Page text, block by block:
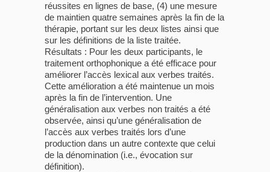
réussites en lignes de base, (4) une mesure
de maintien quatre semaines après la fin de la
thérapie, portant sur les deux listes ainsi que
sur les définitions de la liste traitée.
Résultats : Pour les deux participants, le
traitement orthophonique a été efficace pour
améliorer l’accès lexical aux verbes traités.
Cette amélioration a été maintenue un mois
après la fin de l’intervention. Une
généralisation aux verbes non traités a été
observée, ainsi qu’une généralisation de
l’accès aux verbes traités lors d’une
production dans un autre contexte que celui
de la dénomination (i.e., évocation sur
définition).